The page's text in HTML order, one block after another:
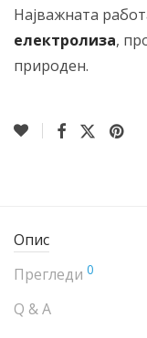
Најважната
електролиза,
природен.
Опис
Прегледи 0
Q & A